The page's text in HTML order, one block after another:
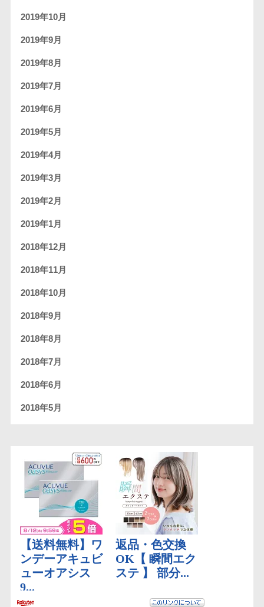
2019年10月
2019年9月
2019年8月
2019年7月
2019年6月
2019年5月
2019年4月
2019年3月
2019年2月
2019年1月
2018年12月
2018年11月
2018年10月
2018年9月
2018年8月
2018年7月
2018年6月
2018年5月